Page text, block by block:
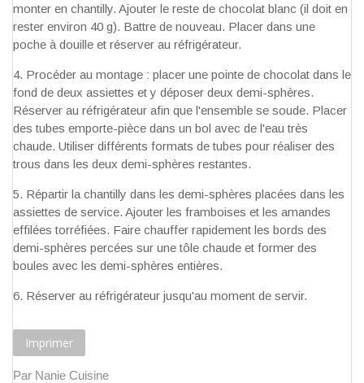
monter en chantilly. Ajouter le reste de chocolat blanc (il doit en
rester environ 40 g). Battre de nouveau. Placer dans une
poche à douille et réserver au réfrigérateur.
Procéder au montage : placer une pointe de chocolat dans le
fond de deux assiettes et y déposer deux demi-sphères.
Réserver au réfrigérateur afin que l'ensemble se soude. Placer
des tubes emporte-pièce dans un bol avec de l'eau très
chaude. Utiliser différents formats de tubes pour réaliser des
trous dans les deux demi-sphères restantes.
Répartir la chantilly dans les demi-sphères placées dans les
assiettes de service. Ajouter les framboises et les amandes
effilées torréfiées. Faire chauffer rapidement les bords des
demi-sphères percées sur une tôle chaude et former des
boules avec les demi-sphères entières.
Réserver au réfrigérateur jusqu'au moment de servir.
Imprimer
Par Nanie Cuisine